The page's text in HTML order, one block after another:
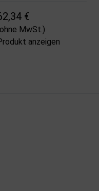
€
MwSt.)
anzeigen